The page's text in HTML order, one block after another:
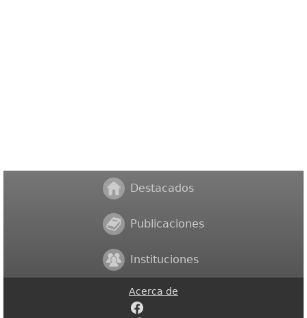
Destacados
Publicaciones
Instituciones
Acerca de